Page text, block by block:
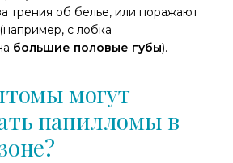
трения об белье, или поражают
с лобка
большие половые губы).
могут
папилломы в